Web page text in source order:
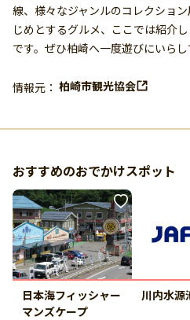
線、様々なジャンルのコレクショ
じめとするグルメ、ここでは紹介
です。ぜひ柏崎へ一度遊びにいらし
情報元： 柏崎市観光協会
おすすめのおでかけスポット
日本海フィッシャー
マンズケープ
川内水源